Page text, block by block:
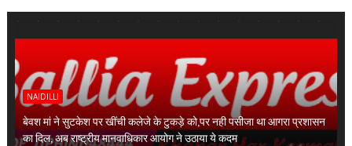
NAIDILLI
बेवश मां ने सुटकेश पर खींची कलेजे के टुकड़े को,पर नही पसीजा था आगरा प्रशासन
का दिल, अब राष्ट्रीय मानवाधिकार आयोग ने उठाया ये कदम